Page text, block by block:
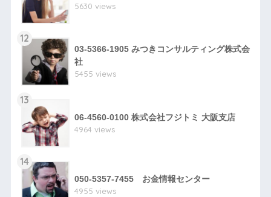
5630 views
12
03-5366-1905 みつきコンサルティング株式会
社
5455 views
13
06-4560-0100 株式会社フジトミ 大阪支店
4964 views
14
050-5357-7455 お金情報センター
4955 views